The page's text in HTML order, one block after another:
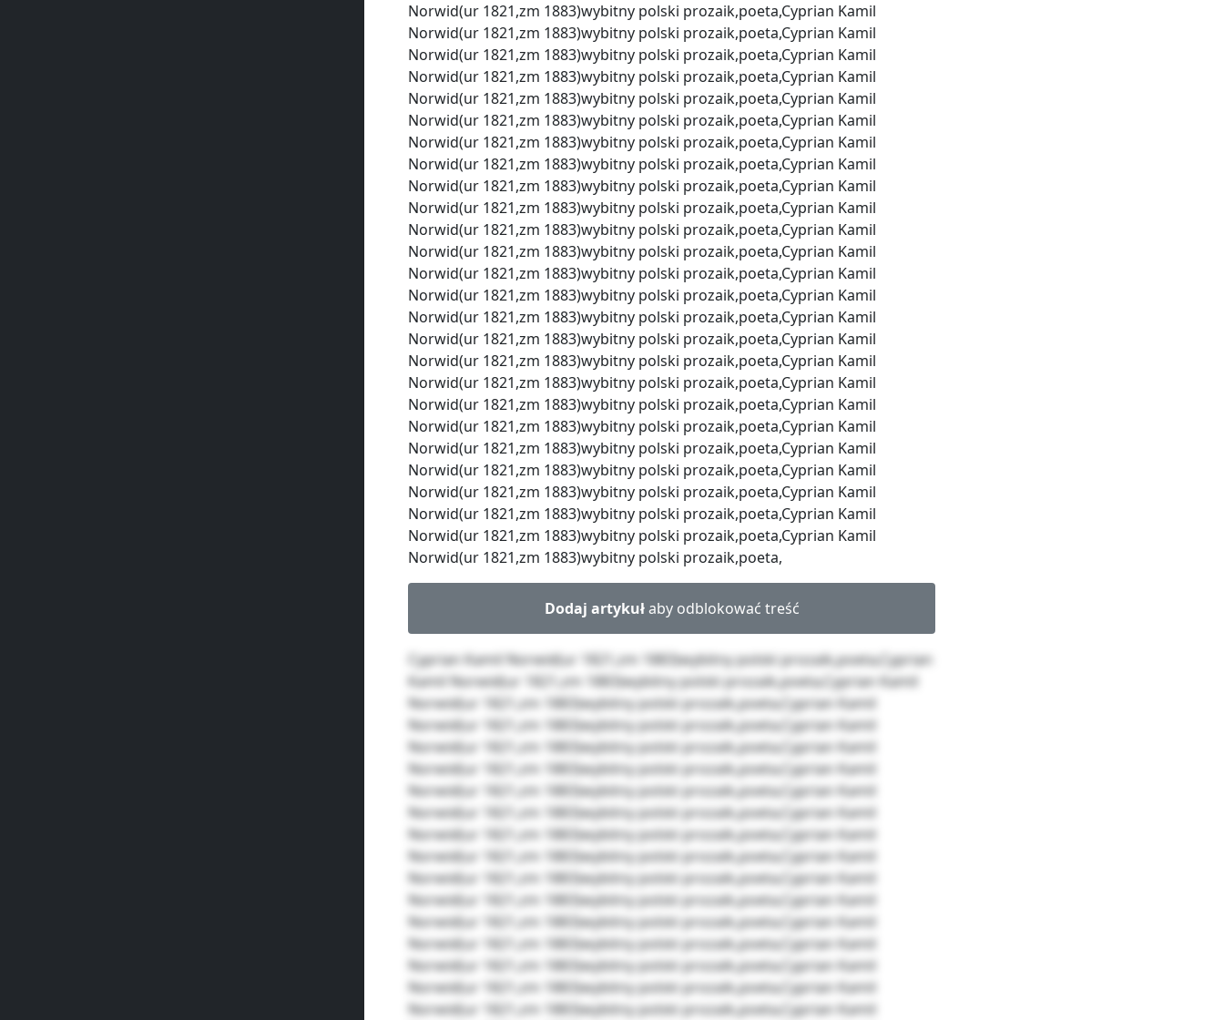
Norwid(ur 1821,zm 1883)wybitny polski prozaik,poeta,Cyprian Kamil
Norwid(ur 1821,zm 1883)wybitny polski prozaik,poeta,Cyprian Kamil
Norwid(ur 1821,zm 1883)wybitny polski prozaik,poeta,Cyprian Kamil
Norwid(ur 1821,zm 1883)wybitny polski prozaik,poeta,Cyprian Kamil
Norwid(ur 1821,zm 1883)wybitny polski prozaik,poeta,Cyprian Kamil
Norwid(ur 1821,zm 1883)wybitny polski prozaik,poeta,Cyprian Kamil
Norwid(ur 1821,zm 1883)wybitny polski prozaik,poeta,Cyprian Kamil
Norwid(ur 1821,zm 1883)wybitny polski prozaik,poeta,Cyprian Kamil
Norwid(ur 1821,zm 1883)wybitny polski prozaik,poeta,Cyprian Kamil
Norwid(ur 1821,zm 1883)wybitny polski prozaik,poeta,Cyprian Kamil
Norwid(ur 1821,zm 1883)wybitny polski prozaik,poeta,Cyprian Kamil
Norwid(ur 1821,zm 1883)wybitny polski prozaik,poeta,Cyprian Kamil
Norwid(ur 1821,zm 1883)wybitny polski prozaik,poeta,Cyprian Kamil
Norwid(ur 1821,zm 1883)wybitny polski prozaik,poeta,Cyprian Kamil
Norwid(ur 1821,zm 1883)wybitny polski prozaik,poeta,Cyprian Kamil
Norwid(ur 1821,zm 1883)wybitny polski prozaik,poeta,Cyprian Kamil
Norwid(ur 1821,zm 1883)wybitny polski prozaik,poeta,Cyprian Kamil
Norwid(ur 1821,zm 1883)wybitny polski prozaik,poeta,Cyprian Kamil
Norwid(ur 1821,zm 1883)wybitny polski prozaik,poeta,Cyprian Kamil
Norwid(ur 1821,zm 1883)wybitny polski prozaik,poeta,Cyprian Kamil
Norwid(ur 1821,zm 1883)wybitny polski prozaik,poeta,Cyprian Kamil
Norwid(ur 1821,zm 1883)wybitny polski prozaik,poeta,Cyprian Kamil
Norwid(ur 1821,zm 1883)wybitny polski prozaik,poeta,Cyprian Kamil
Norwid(ur 1821,zm 1883)wybitny polski prozaik,poeta,Cyprian Kamil
Norwid(ur 1821,zm 1883)wybitny polski prozaik,poeta,Cyprian Kamil
Norwid(ur 1821,zm 1883)wybitny polski prozaik,poeta,
Dodaj artykułaby odblokować treść
Cyprian Kamil Norwid(ur 1821,zm 1883)wybitny polski prozaik,poeta,Cyprian
Kamil Norwid(ur 1821,zm 1883)wybitny polski prozaik,poeta,Cyprian Kamil
Norwid(ur 1821,zm 1883)wybitny polski prozaik,poeta,Cyprian Kamil
Norwid(ur 1821,zm 1883)wybitny polski prozaik,poeta,Cyprian Kamil
Norwid(ur 1821,zm 1883)wybitny polski prozaik,poeta,Cyprian Kamil
Norwid(ur 1821,zm 1883)wybitny polski prozaik,poeta,Cyprian Kamil
Norwid(ur 1821,zm 1883)wybitny polski prozaik,poeta,Cyprian Kamil
Norwid(ur 1821,zm 1883)wybitny polski prozaik,poeta,Cyprian Kamil
Norwid(ur 1821,zm 1883)wybitny polski prozaik,poeta,Cyprian Kamil
Norwid(ur 1821,zm 1883)wybitny polski prozaik,poeta,Cyprian Kamil
Norwid(ur 1821,zm 1883)wybitny polski prozaik,poeta,Cyprian Kamil
Norwid(ur 1821,zm 1883)wybitny polski prozaik,poeta,Cyprian Kamil
Norwid(ur 1821,zm 1883)wybitny polski prozaik,poeta,Cyprian Kamil
Norwid(ur 1821,zm 1883)wybitny polski prozaik,poeta,Cyprian Kamil
Norwid(ur 1821,zm 1883)wybitny polski prozaik,poeta,Cyprian Kamil
Norwid(ur 1821,zm 1883)wybitny polski prozaik,poeta,Cyprian Kamil
Norwid(ur 1821,zm 1883)wybitny polski prozaik,poeta,Cyprian Kamil